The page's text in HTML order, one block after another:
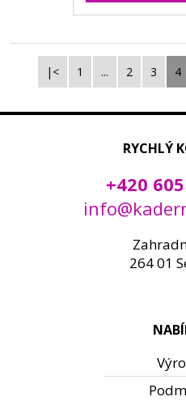
|< 1 ... 2 3 4
RYCHLÝ
+420
264 01